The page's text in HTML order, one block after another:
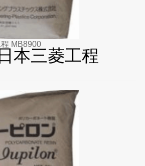
MB8900
本三菱工程